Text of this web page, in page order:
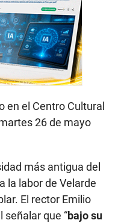
en el Centro Cultural
26 de mayo
más antigua del
la labor de Velarde
El rector Emilio
señalar que “bajo su